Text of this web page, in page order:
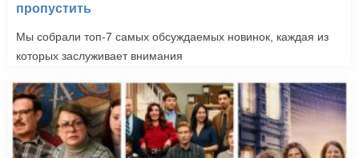
пропустить
Мы собрали топ-7 самых обсуждаемых новинок, каждая из
которых заслуживает внимания